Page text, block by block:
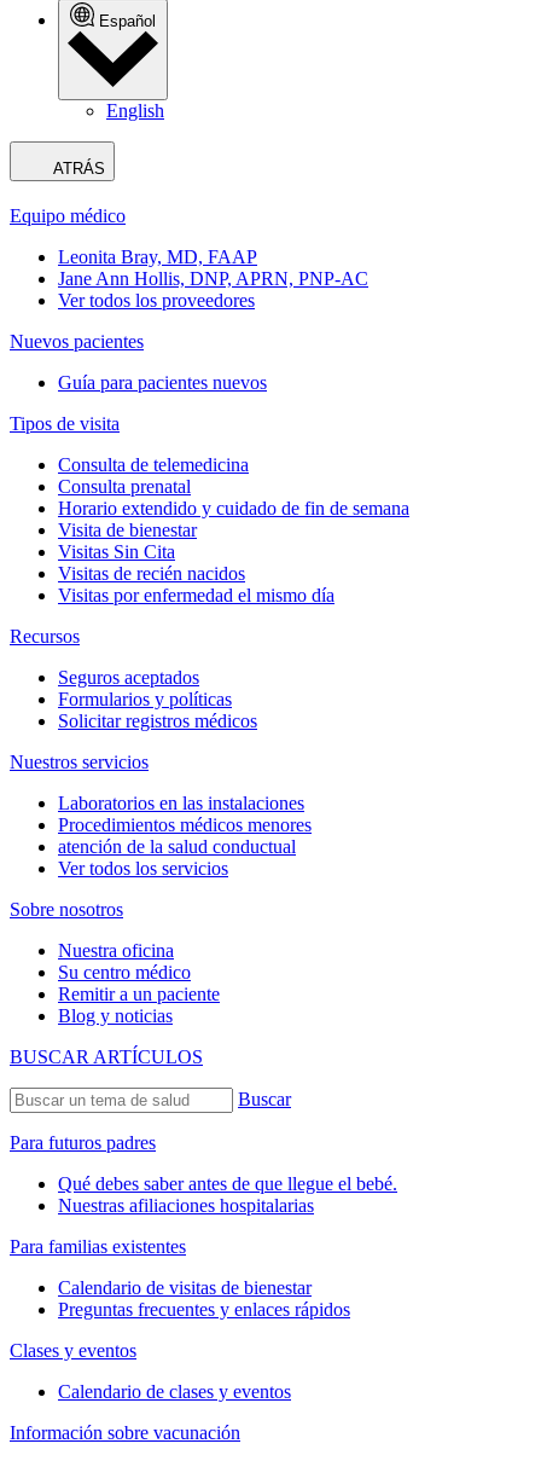
Español
English
ATRÁS
Equipo médico
Leonita Bray, MD, FAAP
Jane Ann Hollis, DNP, APRN, PNP-AC
Ver todos los proveedores
Nuevos pacientes
Guía para pacientes nuevos
Tipos de visita
Consulta de telemedicina
Consulta prenatal
Horario extendido y cuidado de fin de semana
Visita de bienestar
Visitas Sin Cita
Visitas de recién nacidos
Visitas por enfermedad el mismo día
Recursos
Seguros aceptados
Formularios y políticas
Solicitar registros médicos
Nuestros servicios
Laboratorios en las instalaciones
Procedimientos médicos menores
atención de la salud conductual
Ver todos los servicios
Sobre nosotros
Nuestra oficina
Su centro médico
Remitir a un paciente
Blog y noticias
BUSCAR ARTÍCULOS
Buscar
Para futuros padres
Qué debes saber antes de que llegue el bebé.
Nuestras afiliaciones hospitalarias
Para familias existentes
Calendario de visitas de bienestar
Preguntas frecuentes y enlaces rápidos
Clases y eventos
Calendario de clases y eventos
Información sobre vacunación